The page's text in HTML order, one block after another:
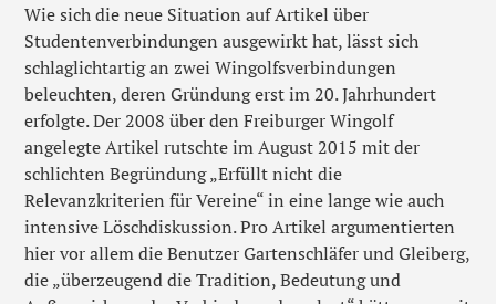
Wie sich die neue Situation auf Artikel über
Studentenverbindungen ausgewirkt hat, lässt sich
schlaglichtartig an zwei Wingolfsverbindungen
beleuchten, deren Gründung erst im 20. Jahrhundert
erfolgte. Der 2008 über den Freiburger Wingolf
angelegte Artikel rutschte im August 2015 mit der
schlichten Begründung „Erfüllt nicht die
Relevanzkriterien für Vereine“ in eine lange wie auch
intensive Löschdiskussion. Pro Artikel argumentierten
hier vor allem die Benutzer Gartenschläfer und Gleiberg,
die „überzeugend die Tradition, Bedeutung und